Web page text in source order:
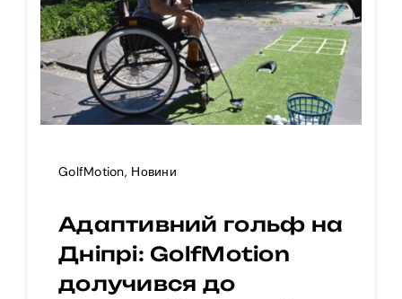
GolfMotion, Новини
Адаптивний гольф на
Дніпрі: GolfMotion
долучився до